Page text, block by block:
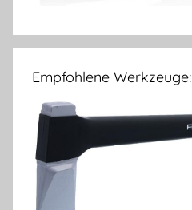
Empfohlene Werkzeuge: